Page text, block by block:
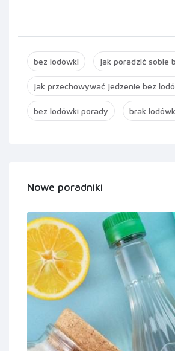
bez lodówki jak poradzić sobie
jak przechowywać jedzenie bez
bez lodówki porady brak
Nowe poradniki